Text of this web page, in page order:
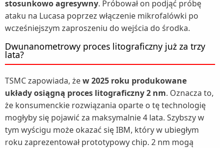
stosunkowo agresywny. Próbował on podjąć próbę
ataku na Lucasa poprzez włączenie mikrofalówki po
wcześniejszym zaproszeniu do wejścia do środka.
Dwunanometrowy proces litograficzny już za trzy
lata?
TSMC zapowiada, żew 2025 roku produkowane
układy osiągną proces litograficzny 2 nm. Oznacza to,
że konsumenckie rozwiązania oparte o tę technologię
mogłyby się pojawić za maksymalnie 4 lata. Szybszy w
tym wyścigu może okazać się IBM, który w ubiegłym
roku zaprezentował prototypowy chip. 2 nm mogą